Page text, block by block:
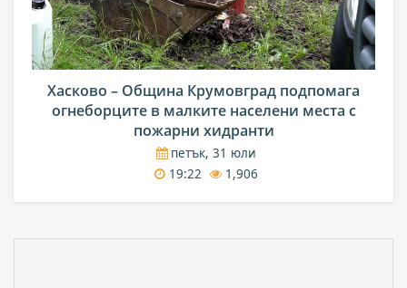
Хасково – Община Крумовград подпомага
огнеборците в малките населени места с
пожарни хидранти
петък, 31 юли
19:22
1,906